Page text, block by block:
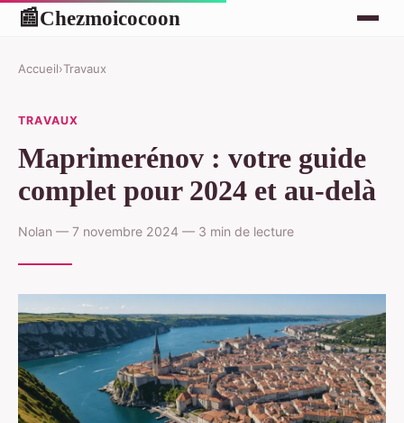
📰Chezmoicocoon
Accueil›Travaux
TRAVAUX
Maprimerénov : votre guide
complet pour 2024 et au-delà
Nolan — 7 novembre 2024 — 3 min de lecture